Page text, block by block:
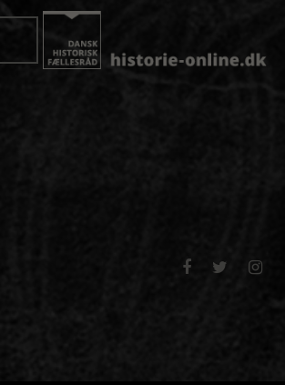
  